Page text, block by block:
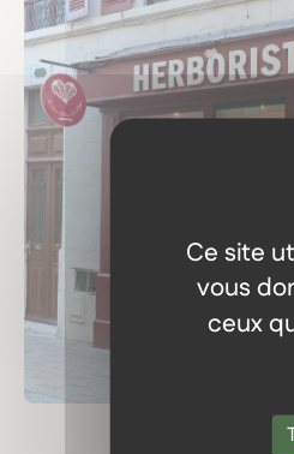
Ce site
vous
ceux